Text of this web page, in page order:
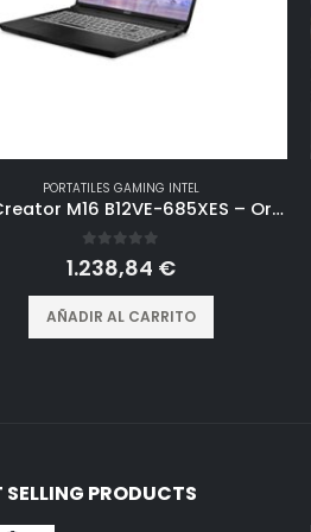
PORTATILES GAMING INTEL
MSI Creator M16 B12VE-685XES – Ordenador portátil 16′ QHD+ (Alder Lake i7-12650H, 32 RAM, 1TB SSD, RTX 4050 GDDR6 6GB, Sin Sistema operativo) Black – Teclado QWERTY español
out of 5
1.238,84 €
AÑADIR AL CARRITO
SELLING PRODUCTS